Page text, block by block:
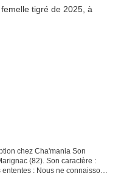
chez Cha'mania Son
(82). Son caractère :
: Nous ne connaissons